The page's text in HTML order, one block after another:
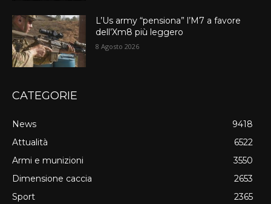
L’Us army “pensiona” l’M7 a favore
dell’Xm8 più leggero
8 Agosto 2026
CATEGORIE
News
9418
Attualità
6522
Armi e munizioni
3550
Dimensione caccia
2653
Sport
2365